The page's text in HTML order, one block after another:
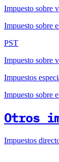
Impuesto sobre
Impuesto sobre
PST
Impuesto sobre
Impuestos
Impuesto sobre
Otros
Impuestos